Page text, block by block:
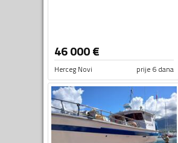
46 000€
Herceg Novi prije 6 dana